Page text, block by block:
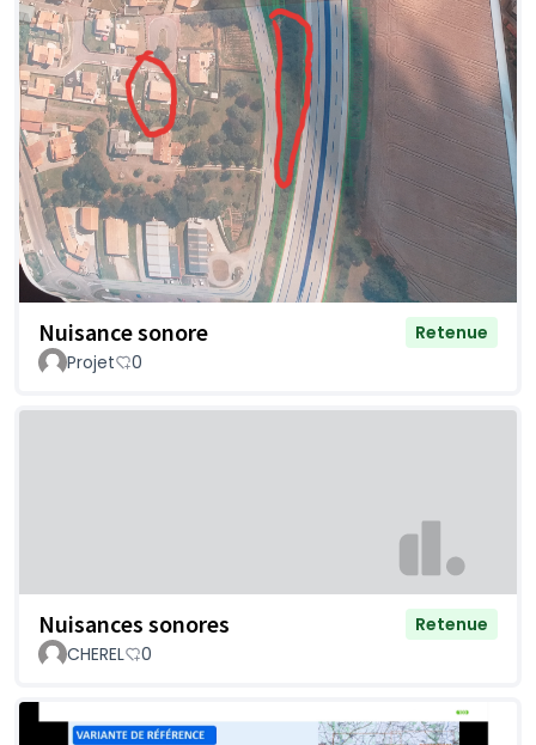
Nuisance sonore
Retenue
Projet
0
Nuisances sonores
Retenue
CHEREL
0